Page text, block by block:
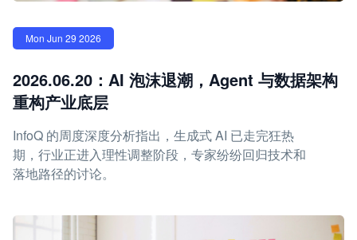
Mon Jun 29 2026
2026.06.20：AI 泡沫退潮，Agent 与数据架构
重构产业底层
InfoQ 的周度深度分析指出，生成式 AI 已走完狂热
期，行业正进入理性调整阶段，专家纷纷回归技术和
落地路径的讨论。